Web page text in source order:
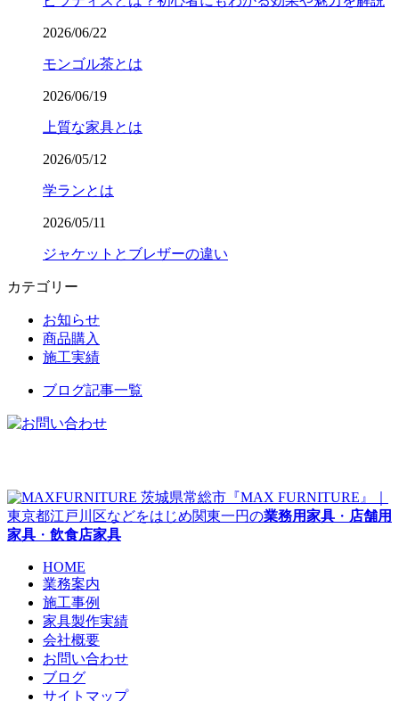
2026/06/22
モンゴル茶とは
2026/06/19
上質な家具とは
2026/05/12
学ランとは
2026/05/11
ジャケットとブレザーの違い
カテゴリー
お知らせ
商品購入
施工実績
ブログ記事一覧
茨城県常総市『MAX FURNITURE』｜
東京都江戸川区などをはじめ関東一円の業務用家具 ・ 店舗用
家具 ・ 飲食店家具
HOME
業務案内
施工事例
家具製作実績
会社概要
お問い合わせ
ブログ
サイトマップ